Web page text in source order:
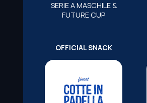
SERIE A MASCHILE &
FUTURE CUP
OFFICIAL SNACK